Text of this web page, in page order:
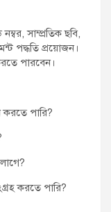
সাম্প্রতিক ছবি,
পদ্ধতি প্রয়োজন।
পারবেন।
পারি?
করতে পারি?